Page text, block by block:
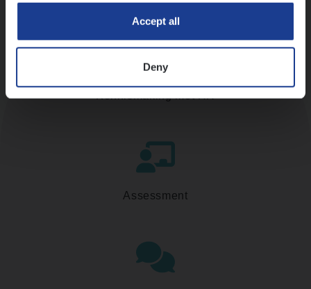
Accept all
Deny
Kennismaking met HR
Assessment